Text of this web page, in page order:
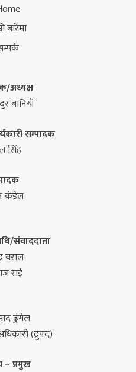
बारेमा
अध्यक्ष
बानियाँ
सम्पादक
सिंह
कंडेल
संवाददाता
बराल
राई
ढुंगेल
(द्रुपद)
– प्रमुख